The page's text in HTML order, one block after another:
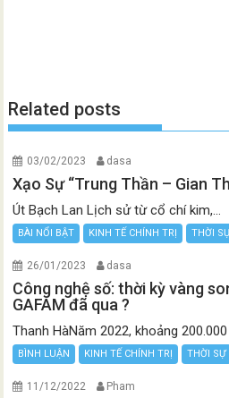
Related posts
03/02/2023 dasa
Xạo Sự “Trung Thần – Gian
Út Bạch Lan Lịch sử từ cổ chí kim,...
BÀI NỔI BẬT KINH TẾ CHÍNH TRỊ THỜI
26/01/2023 dasa
Công nghệ số: thời kỳ vàng
GAFAM đã qua ?
Thanh HàNăm 2022, khoảng
BÌNH LUẬN KINH TẾ CHÍNH TRỊ THỜI SỰ
11/12/2022 Pham